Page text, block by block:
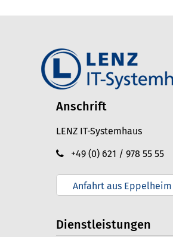
Anschrift
LENZ IT-Systemhaus
+49 (0) 621 / 978 55 55
Anfahrt aus Eppelheim
Dienstleistungen